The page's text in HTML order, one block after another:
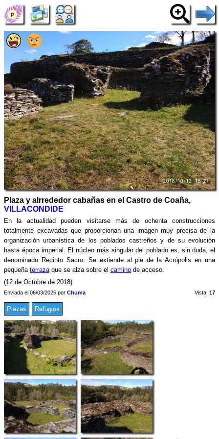
Plaza y alrrededor cabañas en el Castro de Coaña,
VILLACONDIDE
En la actualidad pueden visitarse más de ochenta construcciones
totalmente excavadas que proporcionan una imagen muy precisa de la
organización urbanística de los poblados castreños y de su evolución
hasta época imperial. El núcleo más singular del poblado es, sin duda, el
denominado Recinto Sacro. Se extiende al pie de la Acrópolis en una
pequeña terrazaque se alza sobre el camino de acceso.
(12 de Octubre de 2018)
Enviada el 06/03/2026 por Chuma Vista: 17
Plazas Refugios